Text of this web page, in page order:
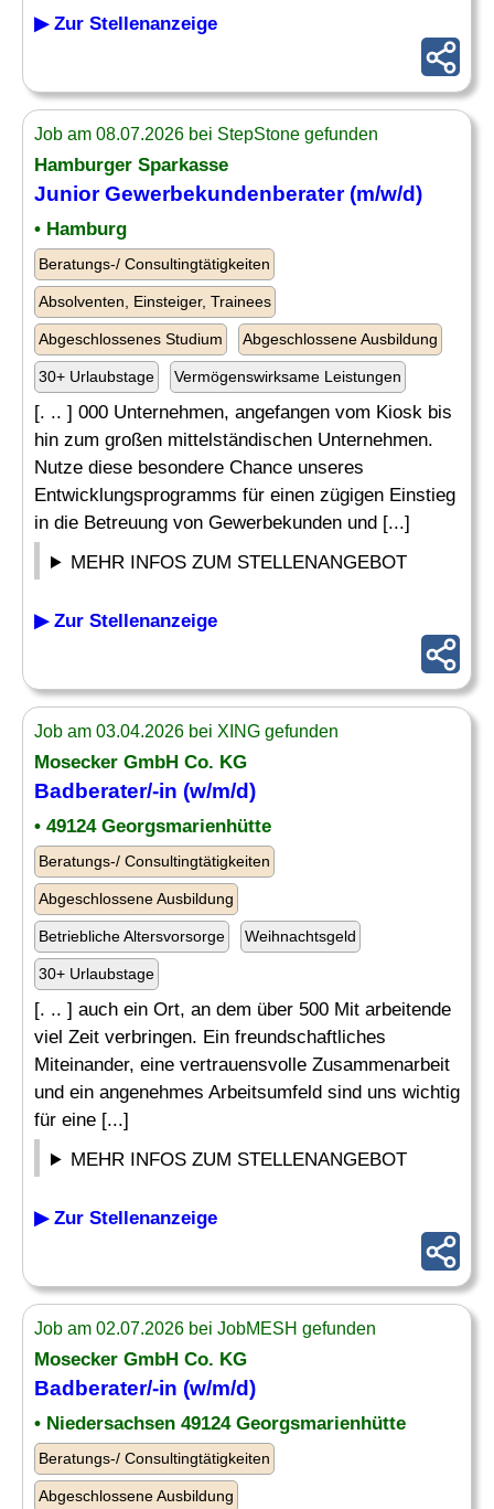
▶ Zur Stellenanzeige
Job am 08.07.2026 bei StepStone gefunden
Hamburger Sparkasse
Junior Gewerbekundenberater (m/w/d)
• Hamburg
Beratungs-/ Consultingtätigkeiten
Absolventen, Einsteiger, Trainees
Abgeschlossenes Studium Abgeschlossene Ausbildung
30+ Urlaubstage Vermögenswirksame Leistungen
[. .. ] 000 Unternehmen, angefangen vom Kiosk bis
hin zum großen mittelständischen Unternehmen.
Nutze diese besondere Chance unseres
Entwicklungsprogramms für einen zügigen Einstieg
in die Betreuung von Gewerbekunden und [...]
MEHR INFOS ZUM STELLENANGEBOT
▶ Zur Stellenanzeige
Job am 03.04.2026 bei XING gefunden
Mosecker GmbH Co. KG
Badberater/-in (w/m/d)
• 49124 Georgsmarienhütte
Beratungs-/ Consultingtätigkeiten
Abgeschlossene Ausbildung
Betriebliche Altersvorsorge Weihnachtsgeld
30+ Urlaubstage
[. .. ] auch ein Ort, an dem über 500 Mit arbeitende
viel Zeit verbringen. Ein freundschaftliches
Miteinander, eine vertrauensvolle Zusammenarbeit
und ein angenehmes Arbeitsumfeld sind uns wichtig
für eine [...]
MEHR INFOS ZUM STELLENANGEBOT
▶ Zur Stellenanzeige
Job am 02.07.2026 bei JobMESH gefunden
Mosecker GmbH Co. KG
Badberater/-in (w/m/d)
• Niedersachsen 49124 Georgsmarienhütte
Beratungs-/ Consultingtätigkeiten
Abgeschlossene Ausbildung